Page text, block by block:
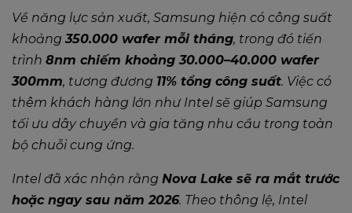
Về năng lực sản xuất, Samsung hiện có công suất
khoảng350.000 wafer mỗi tháng, trong đó tiến
trình 8nm chiếm khoảng 30.000–40.000 wafer
300mm, tương đương 11% tổng công suất. Việc có
thêm khách hàng lớn như Intel sẽ giúp Samsung
tối ưu dây chuyền và gia tăng nhu cầu trong toàn
bộ chuỗi cung ứng.
Intel đã xác nhận rằng Nova Lake sẽ ra mắt trước
hoặc ngay sau năm 2026. Theo thông lệ, Intel